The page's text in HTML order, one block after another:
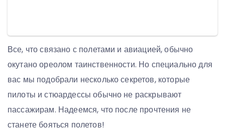
Все, что связано с полетами и авиацией, обычно
окутано ореолом таинственности. Но специально для
вас мы подобрали несколько секретов, которые
пилоты и стюардессы обычно не раскрывают
пассажирам. Надеемся, что после прочтения не
станете бояться полетов!